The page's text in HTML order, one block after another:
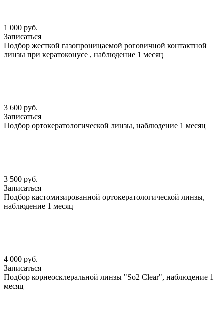
1 000 руб.
Записаться
Подбор жесткой газопроницаемой роговичной контактной
линзы при кератоконусе , наблюдение 1 месяц
3 600 руб.
Записаться
Подбор ортокератологической линзы, наблюдение 1 месяц
3 500 руб.
Записаться
Подбор кастомизированной ортокератологической линзы,
наблюдение 1 месяц
4 000 руб.
Записаться
Подбор корнеосклеральной линзы "So2 Clear", наблюдение 1
месяц